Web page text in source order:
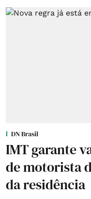
DN Brasil
IMT garante
de motorista
da residência